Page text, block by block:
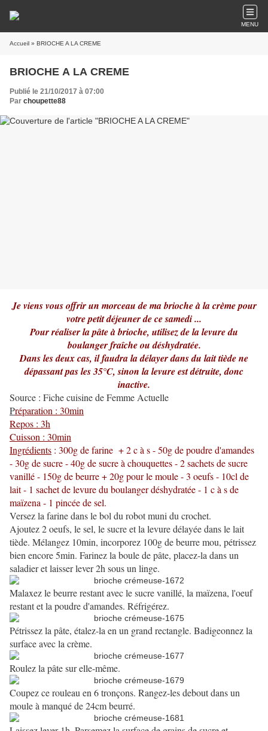
MENU
Accueil » BRIOCHE A LA CREME
BRIOCHE A LA CREME
Publié le 21/10/2017 à 07:00
Par choupette88
Je viens vous offrir un morceau de ma brioche à la crème pour
votre petit déjeuner de ce samedi ...
Pour réaliser la pâte à brioche, utilisez de la levure du
boulanger fraîche ou déshydratée.
Dans les deux cas, il faudra la délayer dans du lait tiède ne
dépassant pas les 35°C, sinon la levure est détruite, donc
inactive.
Source : Fiche cuisine de Femme Actuelle
Préparation : 30min
Repos : 3h
Cuisson : 30min
Ingrédients : 300g de farine + 2 c à s - 50g de poudre d'amandes
- 30g de sucre - 40g de sucre à chouquettes - 2 sachets de sucre
vanillé - 150g de beurre + 20g pour le moule - 3 oeufs - 10cl de
lait - 1 sachet de levure du boulanger déshydratée - 1 c à s de
maïzena - 1 pincée de sel.
Versez la farine dans le bol du robot muni du crochet.
Ajoutez 2 oeufs, le sel, le sucre et la levure délayée dans le lait
tiède. Mélangez 10min, incorporez 100g de beurre mou, pétrissez
bien encore 5min. Farinez la boule de pâte, placez-la dans un
saladier et laisser lever 2h sous un linge.
Malaxez le beurre restant avec le sucre vanillé, la maïzena, l'oeuf
restant et la poudre d'amandes. Réfrigérez.
Pétrissez la pâte, étalez-la en un grand rectangle. Badigeonnez la
surface avec la crème.
Roulez la pâte sur elle-même.
Coupez ce rouleau en 6 tronçons. Rangez-les debout dans un
moule à manqué de 24cm beurré.